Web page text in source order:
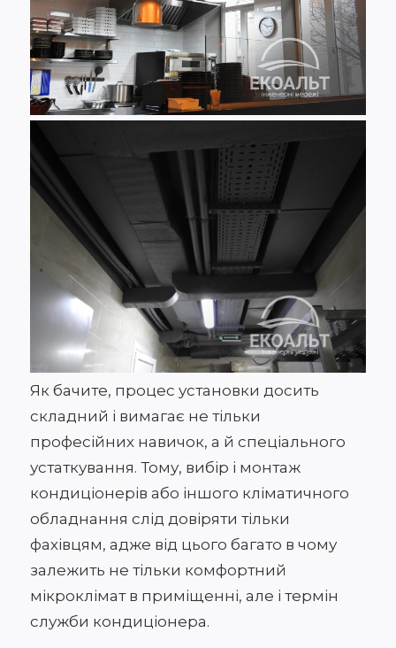
Як бачите, процес установки досить
складний і вимагає не тільки
професійних навичок, а й спеціального
устаткування. Тому, вибір і монтаж
кондиціонерів або іншого кліматичного
обладнання слід довіряти тільки
фахівцям, адже від цього багато в чому
залежить не тільки комфортний
мікроклімат в приміщенні, але і термін
служби кондиціонера.